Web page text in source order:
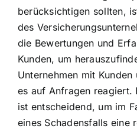
berücksichtigen sollten,
des
die Bewertungen und
Kunden, um
Unternehmen mit
es auf Anfragen reagiert.
ist entscheidend, um im
eines Schadensfalls eine